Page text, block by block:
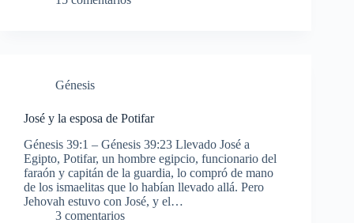
Génesis
José y la esposa de Potifar
Génesis 39:1 – Génesis 39:23 Llevado José a
Egipto, Potifar, un hombre egipcio, funcionario del
faraón y capitán de la guardia, lo compró de mano
de los ismaelitas que lo habían llevado allá. Pero
Jehovah estuvo con José, y el…
3 comentarios